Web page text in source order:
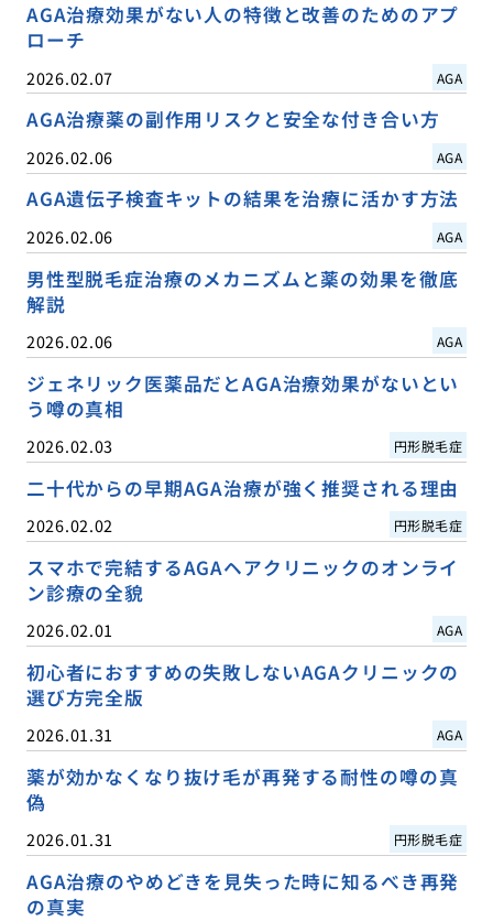
AGA治療効果がない人の特徴と改善のためのアプ
ローチ
2026.02.07 AGA
AGA治療薬の副作用リスクと安全な付き合い方
2026.02.06 AGA
AGA遺伝子検査キットの結果を治療に活かす方法
2026.02.06 AGA
男性型脱毛症治療のメカニズムと薬の効果を徹底
解説
2026.02.06 AGA
ジェネリック医薬品だとAGA治療効果がないとい
う噂の真相
2026.02.03 円形脱毛症
二十代からの早期AGA治療が強く推奨される理由
2026.02.02 円形脱毛症
スマホで完結するAGAヘアクリニックのオンライ
ン診療の全貌
2026.02.01 AGA
初心者におすすめの失敗しないAGAクリニックの
選び方完全版
2026.01.31 AGA
薬が効かなくなり抜け毛が再発する耐性の噂の真
偽
2026.01.31 円形脱毛症
AGA治療のやめどきを見失った時に知るべき再発
の真実